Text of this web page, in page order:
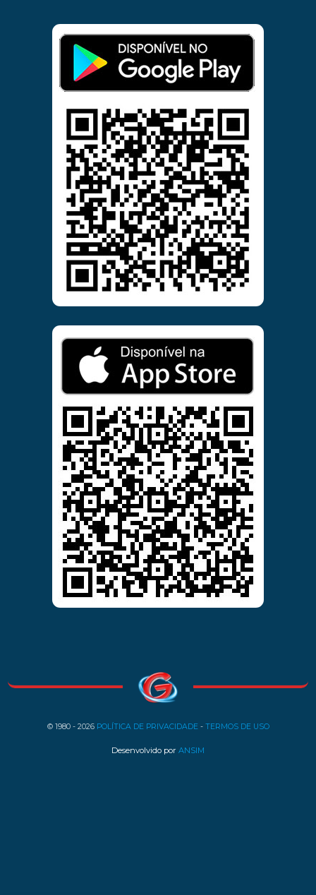
© 1980 - 2026 POLÍTICA DE PRIVACIDADE- TERMOS DE USO
Desenvolvido por ANSIM